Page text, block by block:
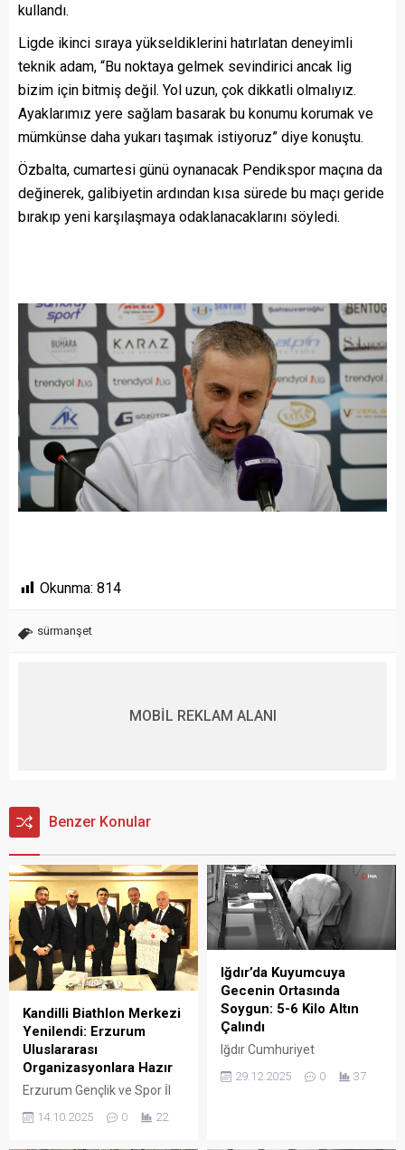
kullandı.
Ligde ikinci sıraya yükseldiklerini hatırlatan deneyimli
teknik adam, “Bu noktaya gelmek sevindirici ancak lig
bizim için bitmiş değil. Yol uzun, çok dikkatli olmalıyız.
Ayaklarımız yere sağlam basarak bu konumu korumak ve
mümkünse daha yukarı taşımak istiyoruz” diye konuştu.
Özbalta, cumartesi günü oynanacak Pendikspor maçına da
değinerek, galibiyetin ardından kısa sürede bu maçı geride
bırakıp yeni karşılaşmaya odaklanacaklarını söyledi.
Okunma: 814
sürmanşet
MOBİL REKLAM ALANI
Benzer Konular
Kandilli Biathlon Merkezi
Yenilendi: Erzurum
Uluslararası
Organizasyonlara Hazır
Erzurum Gençlik ve Spor İl
Spor Hizmetleri Müdürü
14.10.2025 0 22
Iğdır’da Kuyumcuya
Gecenin Ortasında
Soygun: 5-6 Kilo Altın
Çalındı
Iğdır Cumhuriyet
Caddesi’ndeki bir kuyumcu,
gece saatlerinde yaşanan
29.12.2025 0 37